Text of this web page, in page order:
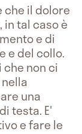
che il dolore
tal caso è
e di
e del collo.
non ci
una
testa. E'
e fare le